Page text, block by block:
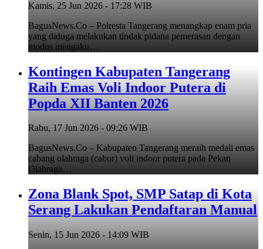
Kamis, 25 Jun 2026 - 17:28 WIB
BagusNews.Co – Polresta Tangerang menangkap enam pria
yang diduga melakukan tindak pidana pemerasan dengan
modus mengaku…
Kontingen Kabupaten Tangerang
Raih Emas Voli Indoor Putera di
Popda XII Banten 2026
Rabu, 17 Jun 2026 - 09:26 WIB
BagusNews.Co – Kabupaten Tangerang meraih medali emas
cabang olahraga (cabor) voli indoor putera pada Pekan
Olahraga…
Zona Blank Spot, SMP Satap di Kota
Serang Lakukan Pendaftaran Manual
Senin, 15 Jun 2026 - 14:09 WIB